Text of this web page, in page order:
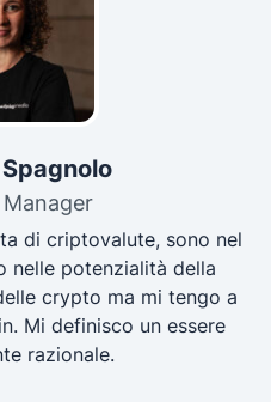
di criptovalute, sono nel
nelle potenzialità della
crypto ma mi tengo a
Mi definisco un essere
razionale.